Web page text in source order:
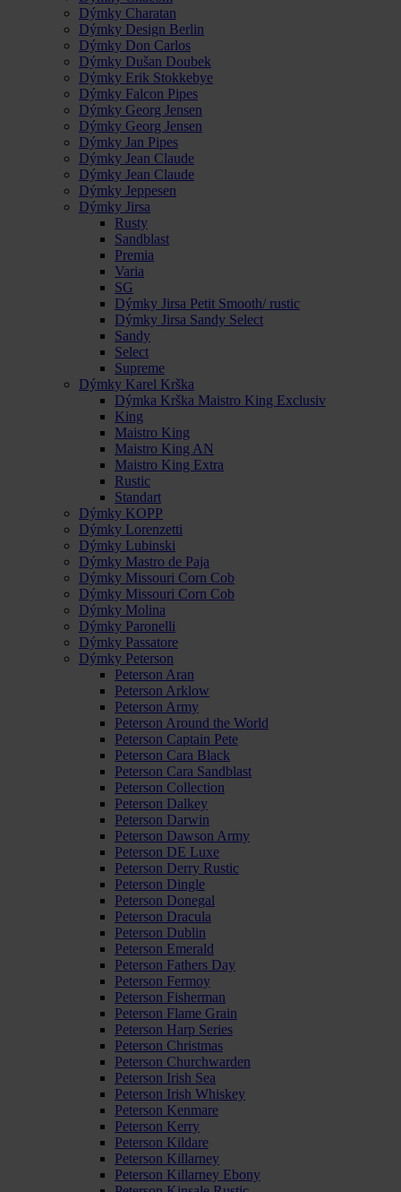
Dýmky Charatan
Dýmky Design Berlin
Dýmky Don Carlos
Dýmky Dušan Doubek
Dýmky Erik Stokkebye
Dýmky Falcon Pipes
Dýmky Georg Jensen
Dýmky Georg Jensen
Dýmky Jan Pipes
Dýmky Jean Claude
Dýmky Jean Claude
Dýmky Jeppesen
Dýmky Jirsa
Rusty
Sandblast
Premia
Varia
SG
Dýmky Jirsa Petit Smooth/ rustic
Dýmky Jirsa Sandy Select
Sandy
Select
Supreme
Dýmky Karel Krška
Dýmka Krška Maistro King Exclusiv
King
Maistro King
Maistro King AN
Maistro King Extra
Rustic
Standart
Dýmky KOPP
Dýmky Lorenzetti
Dýmky Lubinski
Dýmky Mastro de Paja
Dýmky Missouri Corn Cob
Dýmky Missouri Corn Cob
Dýmky Molina
Dýmky Paronelli
Dýmky Passatore
Dýmky Peterson
Peterson Aran
Peterson Arklow
Peterson Army
Peterson Around the World
Peterson Captain Pete
Peterson Cara Black
Peterson Cara Sandblast
Peterson Collection
Peterson Dalkey
Peterson Darwin
Peterson Dawson Army
Peterson DE Luxe
Peterson Derry Rustic
Peterson Dingle
Peterson Donegal
Peterson Dracula
Peterson Dublin
Peterson Emerald
Peterson Fathers Day
Peterson Fermoy
Peterson Fisherman
Peterson Flame Grain
Peterson Harp Series
Peterson Christmas
Peterson Churchwarden
Peterson Irish Sea
Peterson Irish Whiskey
Peterson Kenmare
Peterson Kerry
Peterson Kildare
Peterson Killarney
Peterson Killarney Ebony